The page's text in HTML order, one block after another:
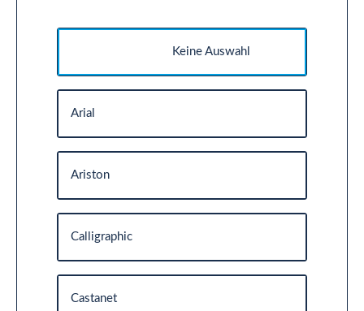
Keine Auswahl
Arial
Ariston
Calligraphic
Castanet